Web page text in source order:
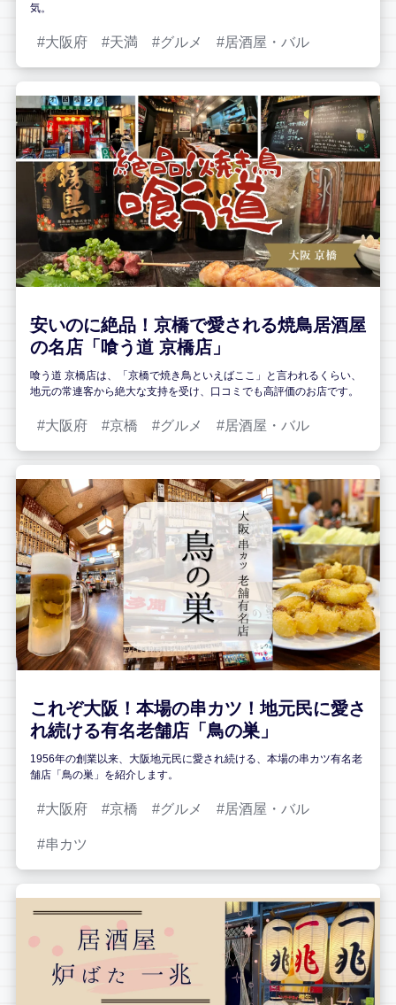
気。
大阪府 天満 グルメ 居酒屋・バル
安いのに絶品！京橋で愛される焼鳥居酒屋
の名店「喰う道 京橋店」
喰う道 京橋店は、「京橋で焼き鳥といえばここ」と言われるくらい、
地元の常連客から絶大な支持を受け、口コミでも高評価のお店です。
大阪府 京橋 グルメ 居酒屋・バル
これぞ大阪！本場の串カツ！地元民に愛さ
れ続ける有名老舗店「鳥の巣」
1956年の創業以来、大阪地元民に愛され続ける、本場の串カツ有名老
舗店「鳥の巣」を紹介します。
大阪府 京橋 グルメ 居酒屋・バル
串カツ